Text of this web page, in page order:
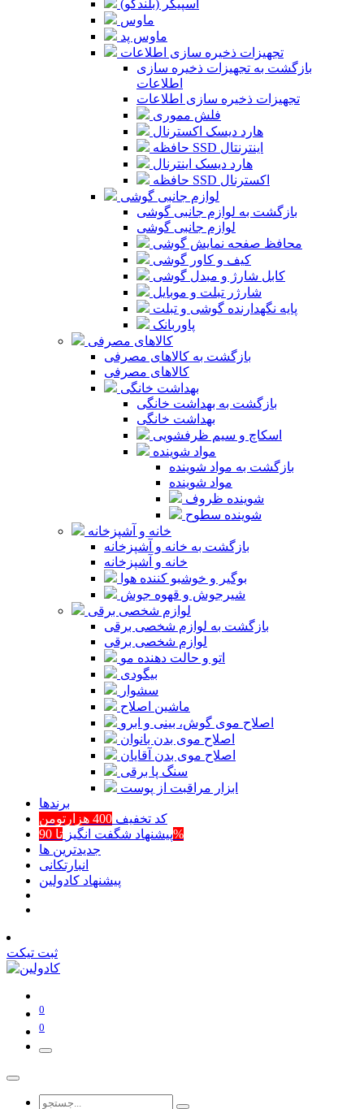
اسپیکر (بلندگو)
ماوس
ماوس پد
تجهیزات ذخیره سازی اطلاعات
بازگشت به تجهیزات ذخیره سازی
اطلاعات
تجهیزات ذخیره سازی اطلاعات
فلش مموری
هارد دیسک اکسترنال
حافظه SSD اینترنتال
هارد دیسک اینترنال
حافظه SSD اکسترنال
لوازم جانبی گوشی
بازگشت به لوازم جانبی گوشی
لوازم جانبی گوشی
محافظ صفحه نمایش گوشی
کیف و کاور گوشی
کابل شارژ و مبدل گوشی
شارژر تبلت و موبایل
پایه نگهدارنده گوشی و تبلت
پاوربانک
کالاهای مصرفی
بازگشت به کالاهای مصرفی
کالاهای مصرفی
بهداشت خانگی
بازگشت به بهداشت خانگی
بهداشت خانگی
اسکاچ و سیم ظرفشویی
مواد شوینده
بازگشت به مواد شوینده
مواد شوینده
شوینده ظروف
شوینده سطوح
خانه و آشپزخانه
بازگشت به خانه و آشپزخانه
خانه و آشپزخانه
بوگیر و خوشبو کننده هوا
شیرجوش و قهوه جوش
لوازم شخصی برقی
بازگشت به لوازم شخصی برقی
لوازم شخصی برقی
اتو و حالت دهنده مو
بیگودی
سشوار
ماشین اصلاح
اصلاح موی گوش، بینی و ابرو
اصلاح موی بدن بانوان
اصلاح موی بدن آقایان
سنگ پا برقی
ابزار مراقبت از پوست
برند‌ها
کد تخفیف 400 هزارتومن
پیشنهاد شگفت انگیزتا 90%
جدیدترین ها
انبارتکانی
پیشنهاد کادولین
ثبت تیکت
0
0